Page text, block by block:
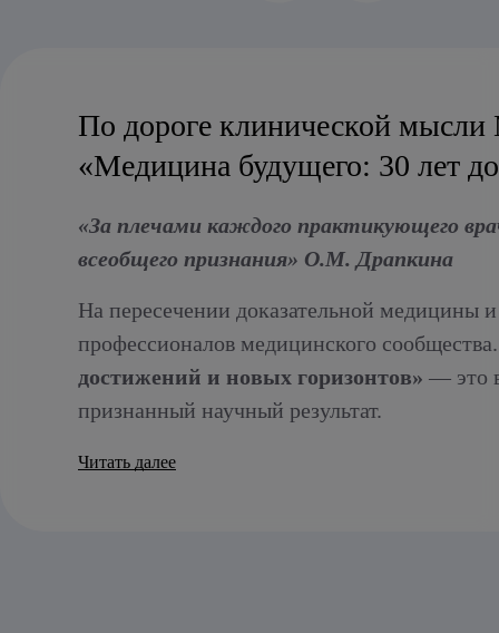
По дороге клинической
«Медицина будущего: 30 лет
«За плечами каждого практикующего
всеобщего признания» О.М. Драпкина
На пересечении доказательной медицины
профессионалов медицинского
достижений и новых горизонтов» — это
признанный научный результат.
Читать далее